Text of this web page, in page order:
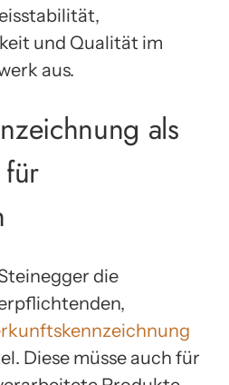
und Qualität im
aus.
als
die
Diese müsse auch für